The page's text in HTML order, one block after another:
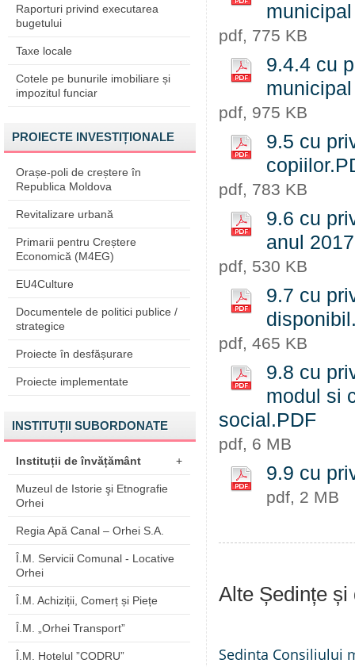
Raporturi privind executarea
bugetului
Taxe locale
Cotele pe bunurile imobiliare și
impozitul funciar
PROIECTE INVESTIȚIONALE
Orașe-poli de creștere în
Republica Moldova
Revitalizare urbană
Primarii pentru Creștere
Economică (M4EG)
EU4Culture
Documentele de politici publice /
strategice
Proiecte în desfășurare
Proiecte implementate
INSTITUȚII SUBORDONATE
Instituții de învățământ +
Muzeul de Istorie şi Etnografie
Orhei
Regia Apă Canal – Orhei S.A.
Î.M. Servicii Comunal - Locative
Orhei
Î.M. Achiziții, Comerț și Piețe
Î.M. „Orhei Transport”
Î.M. Hotelul ”CODRU”
pdf, 775 KB
9.4.4 cu
pdf, 975 KB
9.5 cu
pdf, 783 KB
9.6 cu
anul
pdf, 530 KB
9.7 cu
pdf, 465 KB
9.8 cu
modul si
social.PDF
pdf, 6 MB
9.9 cu
pdf, 2 MB
Alte Ședințe și
Sedinta Consiliului